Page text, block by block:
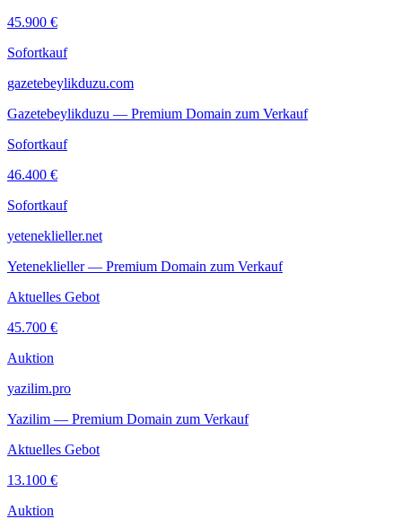
45.900 €
Sofortkauf
gazetebeylikduzu.com
Gazetebeylikduzu — Premium Domain zum Verkauf
Sofortkauf
46.400 €
Sofortkauf
yeteneklieller.net
Yeteneklieller — Premium Domain zum Verkauf
Aktuelles Gebot
45.700 €
Auktion
yazilim.pro
Yazilim — Premium Domain zum Verkauf
Aktuelles Gebot
13.100 €
Auktion